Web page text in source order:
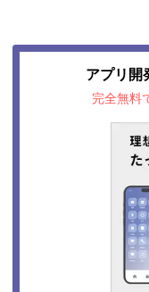
アプリ開
完全無料